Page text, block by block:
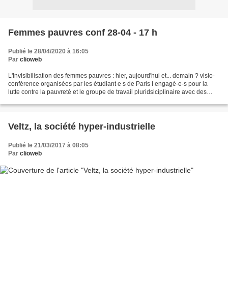
Femmes pauvres conf 28-04 - 17 h
Publié le 28/04/2020 à 16:05
Par clioweb
L'Invisibilisation des femmes pauvres : hier, aujourd'hui et... demain ? visio-
conférence organisées par les étudiant e s de Paris I engagé-e-s pour la
lutte contre la pauvreté et le groupe de travail pluridsiciplinaire avec des
Veltz, la société hyper-industrielle
Publié le 21/03/2017 à 08:05
Par clioweb